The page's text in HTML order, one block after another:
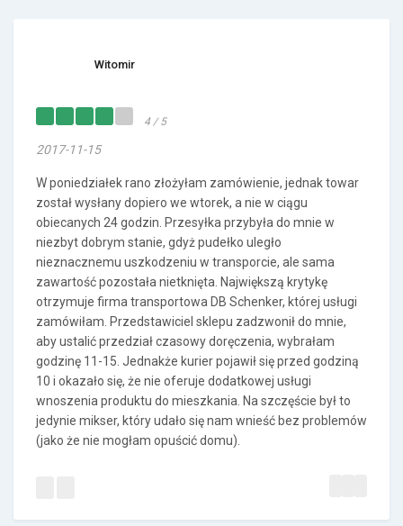
Witomir
4 / 5
2017-11-15
W poniedziałek rano złożyłam zamówienie, jednak towar
został wysłany dopiero we wtorek, a nie w ciągu
obiecanych 24 godzin. Przesyłka przybyła do mnie w
niezbyt dobrym stanie, gdyż pudełko uległo
nieznacznemu uszkodzeniu w transporcie, ale sama
zawartość pozostała nietknięta. Największą krytykę
otrzymuje firma transportowa DB Schenker, której usługi
zamówiłam. Przedstawiciel sklepu zadzwonił do mnie,
aby ustalić przedział czasowy doręczenia, wybrałam
godzinę 11-15. Jednakże kurier pojawił się przed godziną
10 i okazało się, że nie oferuje dodatkowej usługi
wnoszenia produktu do mieszkania. Na szczęście był to
jedynie mikser, który udało się nam wnieść bez problemów
(jako że nie mogłam opuścić domu).